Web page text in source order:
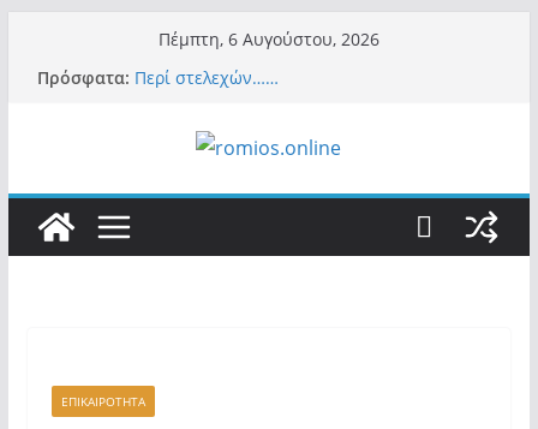
περιεχόμενο
Πέμπτη, 6 Αυγούστου, 2026
Πρόσφατα: Περί στελεχών……
είναι το Κίνημα της Μ.Καρυστιανού και όχι
το διεφθαρμένο σύστημα εξουσίας»
Κασιδιάρη – Οι ένοικοι του Μαξίμου σε
πανικό, πατριωτικό τσουνάμι σαρώνει την
«Έλληνες» η κυβέρνηση! (φωτο)
ΕΠΙΚΑΙΡΟΤΗΤΑ